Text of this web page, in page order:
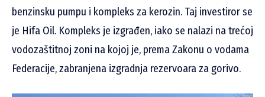
benzinsku pumpu i kompleks za kerozin. Taj investiror se
je Hifa Oil. Kompleks je izgrađen, iako se nalazi na trećoj
vodozaštitnoj zoni na kojoj je, prema Zakonu o vodama
Federacije, zabranjena izgradnja rezervoara za gorivo.